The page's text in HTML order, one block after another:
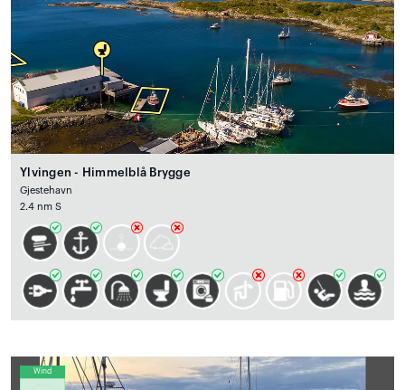
Ylvingen - Himmelblå Brygge
Gjestehavn
2.4 nm S
Wind